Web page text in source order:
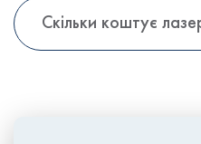
Скільки коштує